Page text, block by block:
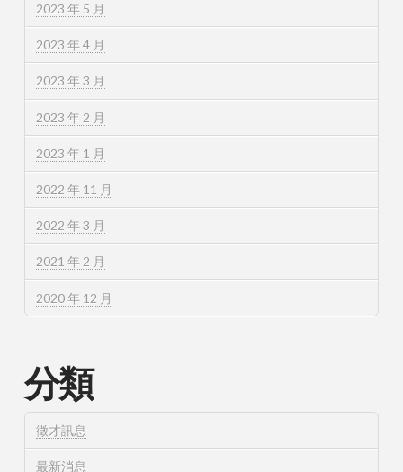
2023 年 5 月
2023 年 4 月
2023 年 3 月
2023 年 2 月
2023 年 1 月
2022 年 11 月
2022 年 3 月
2021 年 2 月
2020 年 12 月
分類
徵才訊息
最新消息